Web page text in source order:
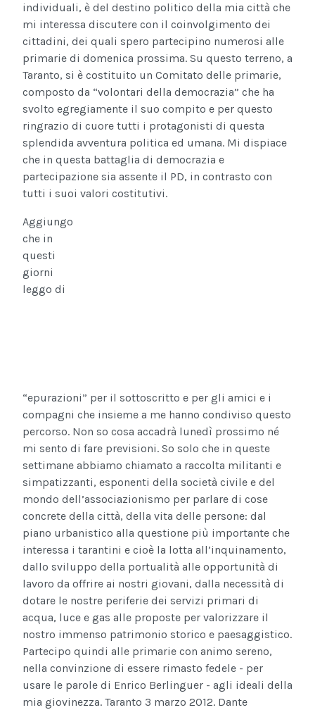
individuali, è del destino politico della mia città che
mi interessa discutere con il coinvolgimento dei
cittadini, dei quali spero partecipino numerosi alle
primarie di domenica prossima. Su questo terreno, a
Taranto, si è costituito un Comitato delle primarie,
composto da “volontari della democrazia” che ha
svolto egregiamente il suo compito e per questo
ringrazio di cuore tutti i protagonisti di questa
splendida avventura politica ed umana. Mi dispiace
che in questa battaglia di democrazia e
partecipazione sia assente il PD, in contrasto con
tutti i suoi valori costitutivi.
Aggiungo
che in
questi
giorni
leggo di
“epurazioni” per il sottoscritto e per gli amici e i
compagni che insieme a me hanno condiviso questo
percorso. Non so cosa accadrà lunedì prossimo né
mi sento di fare previsioni. So solo che in queste
settimane abbiamo chiamato a raccolta militanti e
simpatizzanti, esponenti della società civile e del
mondo dell’associazionismo per parlare di cose
concrete della città, della vita delle persone: dal
piano urbanistico alla questione più importante che
interessa i tarantini e cioè la lotta all’inquinamento,
dallo sviluppo della portualità alle opportunità di
lavoro da offrire ai nostri giovani, dalla necessità di
dotare le nostre periferie dei servizi primari di
acqua, luce e gas alle proposte per valorizzare il
nostro immenso patrimonio storico e paesaggistico.
Partecipo quindi alle primarie con animo sereno,
nella convinzione di essere rimasto fedele - per
usare le parole di Enrico Berlinguer - agli ideali della
mia giovinezza. Taranto 3 marzo 2012. Dante